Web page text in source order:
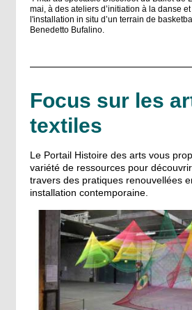
mai, à des ateliers d’initiation à la danse
l'installation in situ d’un terrain de
Benedetto Bufalino.
Focus sur les
textiles
Le Portail Histoire des arts vous
variété de ressources pour découvrir
travers des pratiques renouvellées
installation contemporaine.